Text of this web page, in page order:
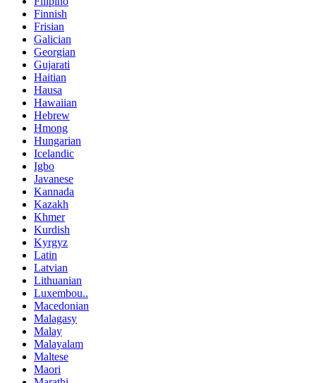
Finnish
Frisian
Galician
Georgian
Gujarati
Haitian
Hausa
Hawaiian
Hebrew
Hmong
Hungarian
Icelandic
Igbo
Javanese
Kannada
Kazakh
Khmer
Kurdish
Kyrgyz
Latin
Latvian
Lithuanian
Luxembou..
Macedonian
Malagasy
Malay
Malayalam
Maltese
Maori